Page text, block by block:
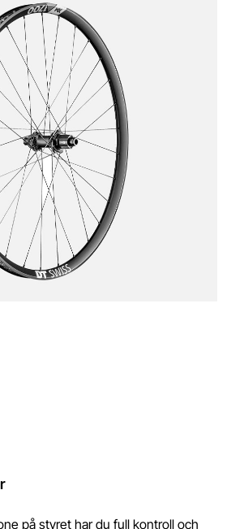
på styret har du full kontroll och